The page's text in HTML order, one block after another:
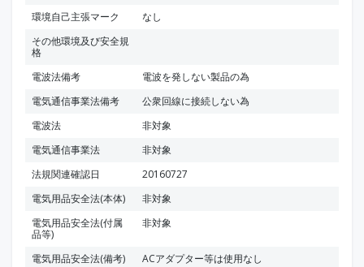
環境自己主張マーク
なし
その他環境及び安全規
格
電波法備考
電波を発しない製品の為
電気通信事業法備考
公衆回線に接続しない為
電波法
非対象
電気通信事業法
非対象
法規関連確認日
20160727
電気用品安全法(本体)
非対象
電気用品安全法(付属
品等)
非対象
電気用品安全法(備考) ACアダプター等は使用なし